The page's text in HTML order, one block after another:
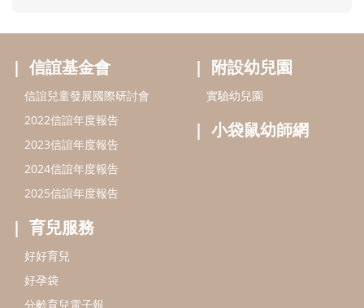
好孕袋
分齡育兒電子報
線上教養諮詢
出版服務
信誼基金出版社
閱讀推廣
Bookstart閱讀起步走
信誼幼兒文學獎
信誼兒童動畫獎